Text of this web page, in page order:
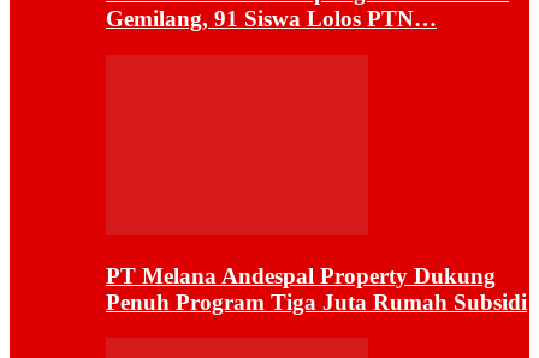
Gemilang, 91 Siswa Lolos PTN…
PT Melana Andespal Property Dukung
Penuh Program Tiga Juta Rumah Subsidi